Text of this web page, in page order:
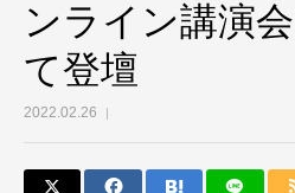
ンライン講演
て登壇
2022.02.26